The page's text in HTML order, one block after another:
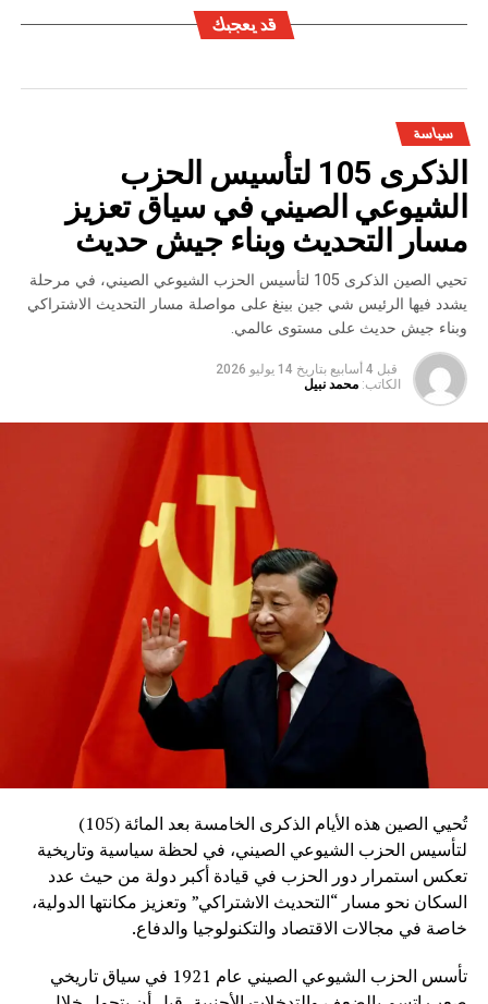
قد يعجبك
سياسة
الذكرى 105 لتأسيس الحزب
الشيوعي الصيني في سياق تعزيز
مسار التحديث وبناء جيش حديث
تحيي الصين الذكرى 105 لتأسيس الحزب الشيوعي الصيني، في مرحلة
يشدد فيها الرئيس شي جين بينغ على مواصلة مسار التحديث الاشتراكي
وبناء جيش حديث على مستوى عالمي.
قبل 4 أسابيع بتاريخ 14 يوليو 2026
الكاتب: محمد نبيل
تُحيي الصين هذه الأيام الذكرى الخامسة بعد المائة (105)
لتأسيس الحزب الشيوعي الصيني، في لحظة سياسية وتاريخية
تعكس استمرار دور الحزب في قيادة أكبر دولة من حيث عدد
السكان نحو مسار “التحديث الاشتراكي” وتعزيز مكانتها الدولية،
خاصة في مجالات الاقتصاد والتكنولوجيا والدفاع.
تأسس الحزب الشيوعي الصيني عام 1921 في سياق تاريخي